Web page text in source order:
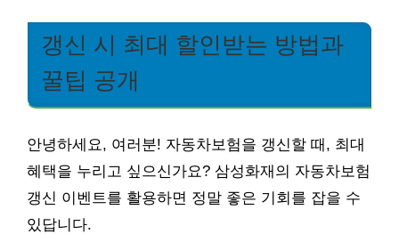
갱신 시 최대 할인받는 방법과
꿀팁 공개
안녕하세요, 여러분! 자동차보험을 갱신할 때, 최대
혜택을 누리고 싶으신가요? 삼성화재의 자동차보험
갱신 이벤트를 활용하면 정말 좋은 기회를 잡을 수
있답니다.